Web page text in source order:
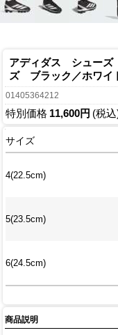
アディダス シューズ
ズ ブラック／ホワ
01405364212
特別価格 11,600円 (税込
サイズ
4(22.5cm)
5(23.5cm)
6(24.5cm)
商品説明